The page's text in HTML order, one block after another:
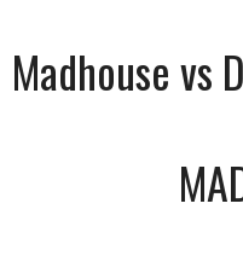
Madhouse vs